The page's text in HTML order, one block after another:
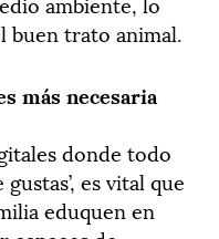
buen trato animal.
más necesaria
donde todo
es vital que
eduquen en